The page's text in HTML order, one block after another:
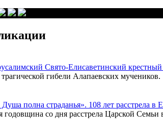
Свято-Елисаветинский
гибели Алапаевских мучеников.
полна страданья». 108 лет расстрела в
годовщина со дня расстрела Царской Семьи